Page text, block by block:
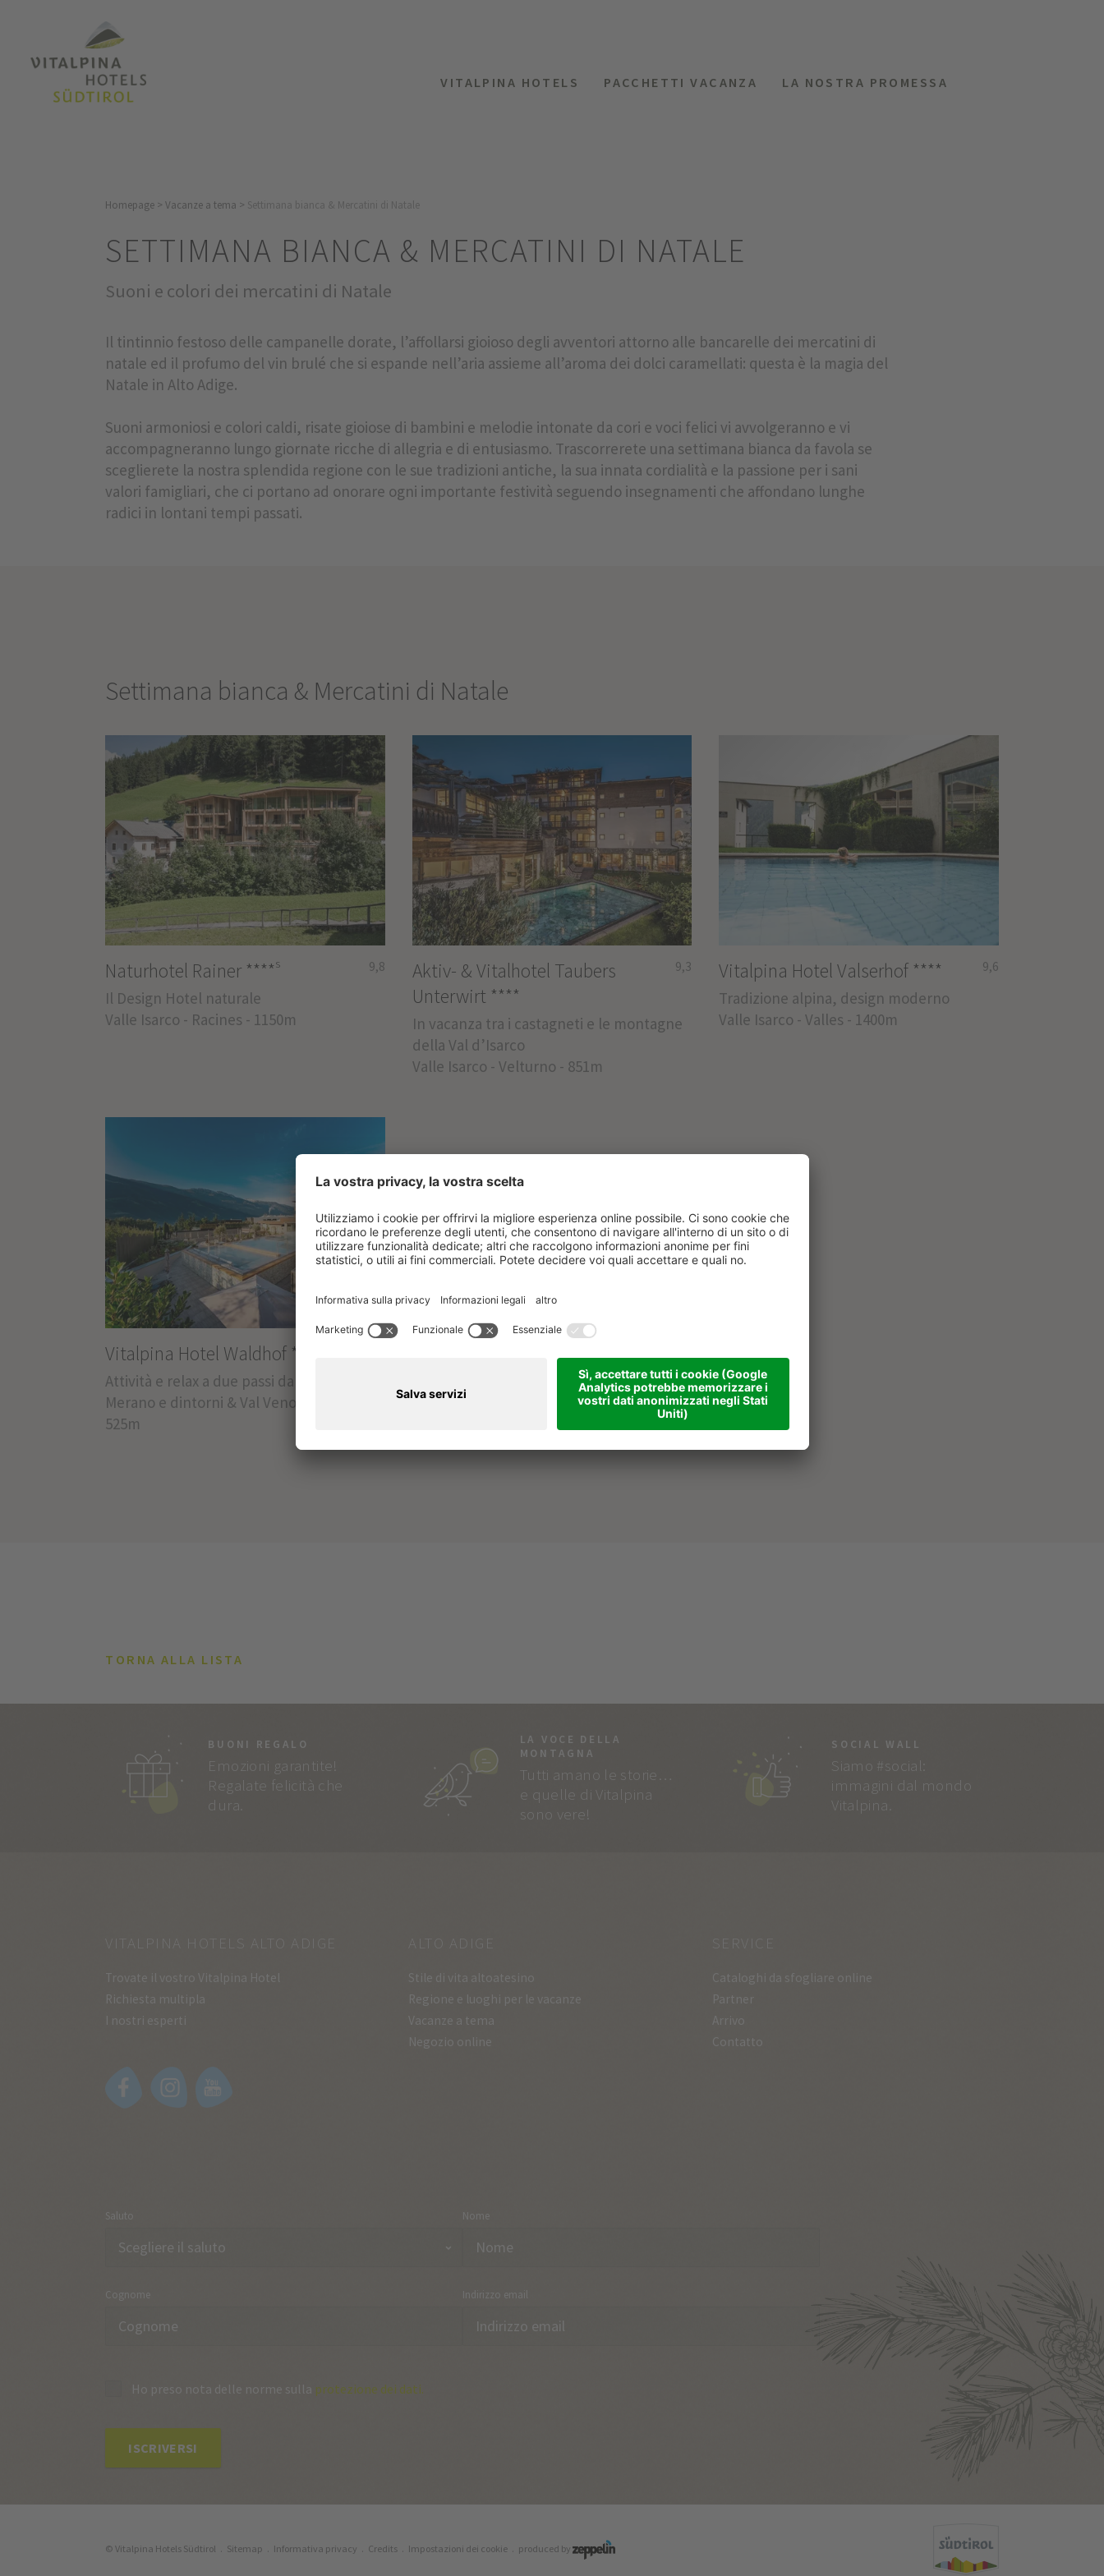
VITALPINA HOTELS PACCHETTI VACANZA LA NOSTRA PROMESSA
Homepage >Vacanze a tema > Settimana bianca & Mercatini di Natale
SETTIMANA BIANCA & MERCATINI DI NATALE
Suoni e colori dei mercatini di Natale
Il tintinnio festoso delle campanelle dorate, l’affollarsi gioioso degli avventori attorno alle bancarelle dei mercatini di
natale ed il profumo del vin brulé che si espande nell’aria assieme all’aroma dei dolci caramellati: questa è la magia del
Natale in Alto Adige.
Suoni armoniosi e colori caldi, risate gioiose di bambini e melodie intonate da cori e voci felici vi avvolgeranno e vi
accompagneranno lungo giornate ricche di allegria e di entusiasmo. Trascorrerete una settimana bianca da favola se
sceglierete la nostra splendida regione con le sue tradizioni antiche, la sua innata cordialità e la passione per i sani
valori famigliari, che ci portano ad onorare ogni importante festività seguendo insegnamenti che affondano lunghe
radici in lontani tempi passati.
Settimana bianca & Mercatini di Natale
Naturhotel Rainer ****s
Il Design Hotel naturale
Valle Isarco - Racines - 1150m
9,8
Aktiv- & Vitalhotel Taubers
Unterwirt ****
In vacanza tra i castagneti e le montagne
della Val d’Isarco
Valle Isarco - Velturno - 851m
9,3 Vitalpina Hotel Valserhof ****
Tradizione alpina, design moderno
Valle Isarco - Valles - 1400m
9,6
Vitalpina Hotel Waldhof ****
Attività e relax a due passi da Merano
Merano e dintorni & Val Venosta - Rablà -
525m
TORNA ALLA LISTA
BUONI REGALO
Emozioni garantite!
Regalate felicità che
dura.
LA VOCE DELLA
MONTAGNA
Tutti amano le storie…
e quelle di Vitalpina
sono vere!
SOCIAL WALL
Siamo #social:
immagini dal mondo
Vitalpina.
VITALPINA HOTELS ALTO ADIGE
Trovate il vostro Vitalpina Hotel
Richiesta multipla
I nostri esperti
ALTO ADIGE
Stile di vita altoatesino
Regione e luoghi per le vacanze
Vacanze a tema
Negozio online
SERVICE
Cataloghi da sfogliare online
Partner
Arrivo
Contatto
Saluto Nome
Cognome Indirizzo email
Ho preso nota delle norme sulla protezione dei dati.
ISCRIVERSI
© Vitalpina Hotels Südtirol Sitemap Informativa privacy Credits Impostazioni dei cookie produced by